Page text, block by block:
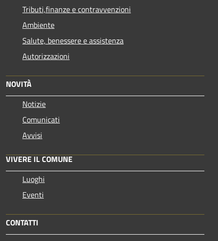
Tributi,finanze e contravvenzioni
Ambiente
Salute, benessere e assistenza
Autorizzazioni
NOVITÀ
Notizie
Comunicati
Avvisi
VIVERE IL COMUNE
Luoghi
Eventi
CONTATTI